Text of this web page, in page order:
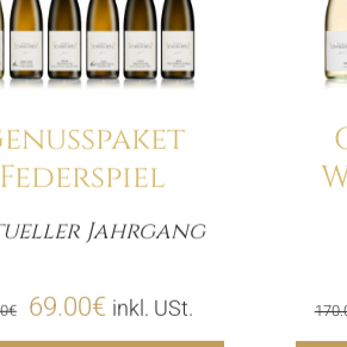
Federspiel
Jahrgang
€
Ursprünglicher
69.00€Aktueller
inkl. USt.